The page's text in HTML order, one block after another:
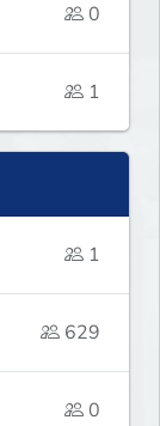
0
1
1
629
0